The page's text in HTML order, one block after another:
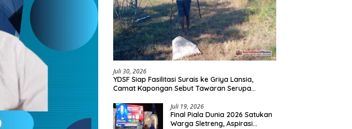
Juli 30, 2026
YDSF Siap Fasilitasi Surais ke Griya Lansia,
Camat Kapongan Sebut Tawaran Serupa
Juli 19, 2026
Final Piala Dunia 2026 Satukan
Warga Sletreng, Aspirasi